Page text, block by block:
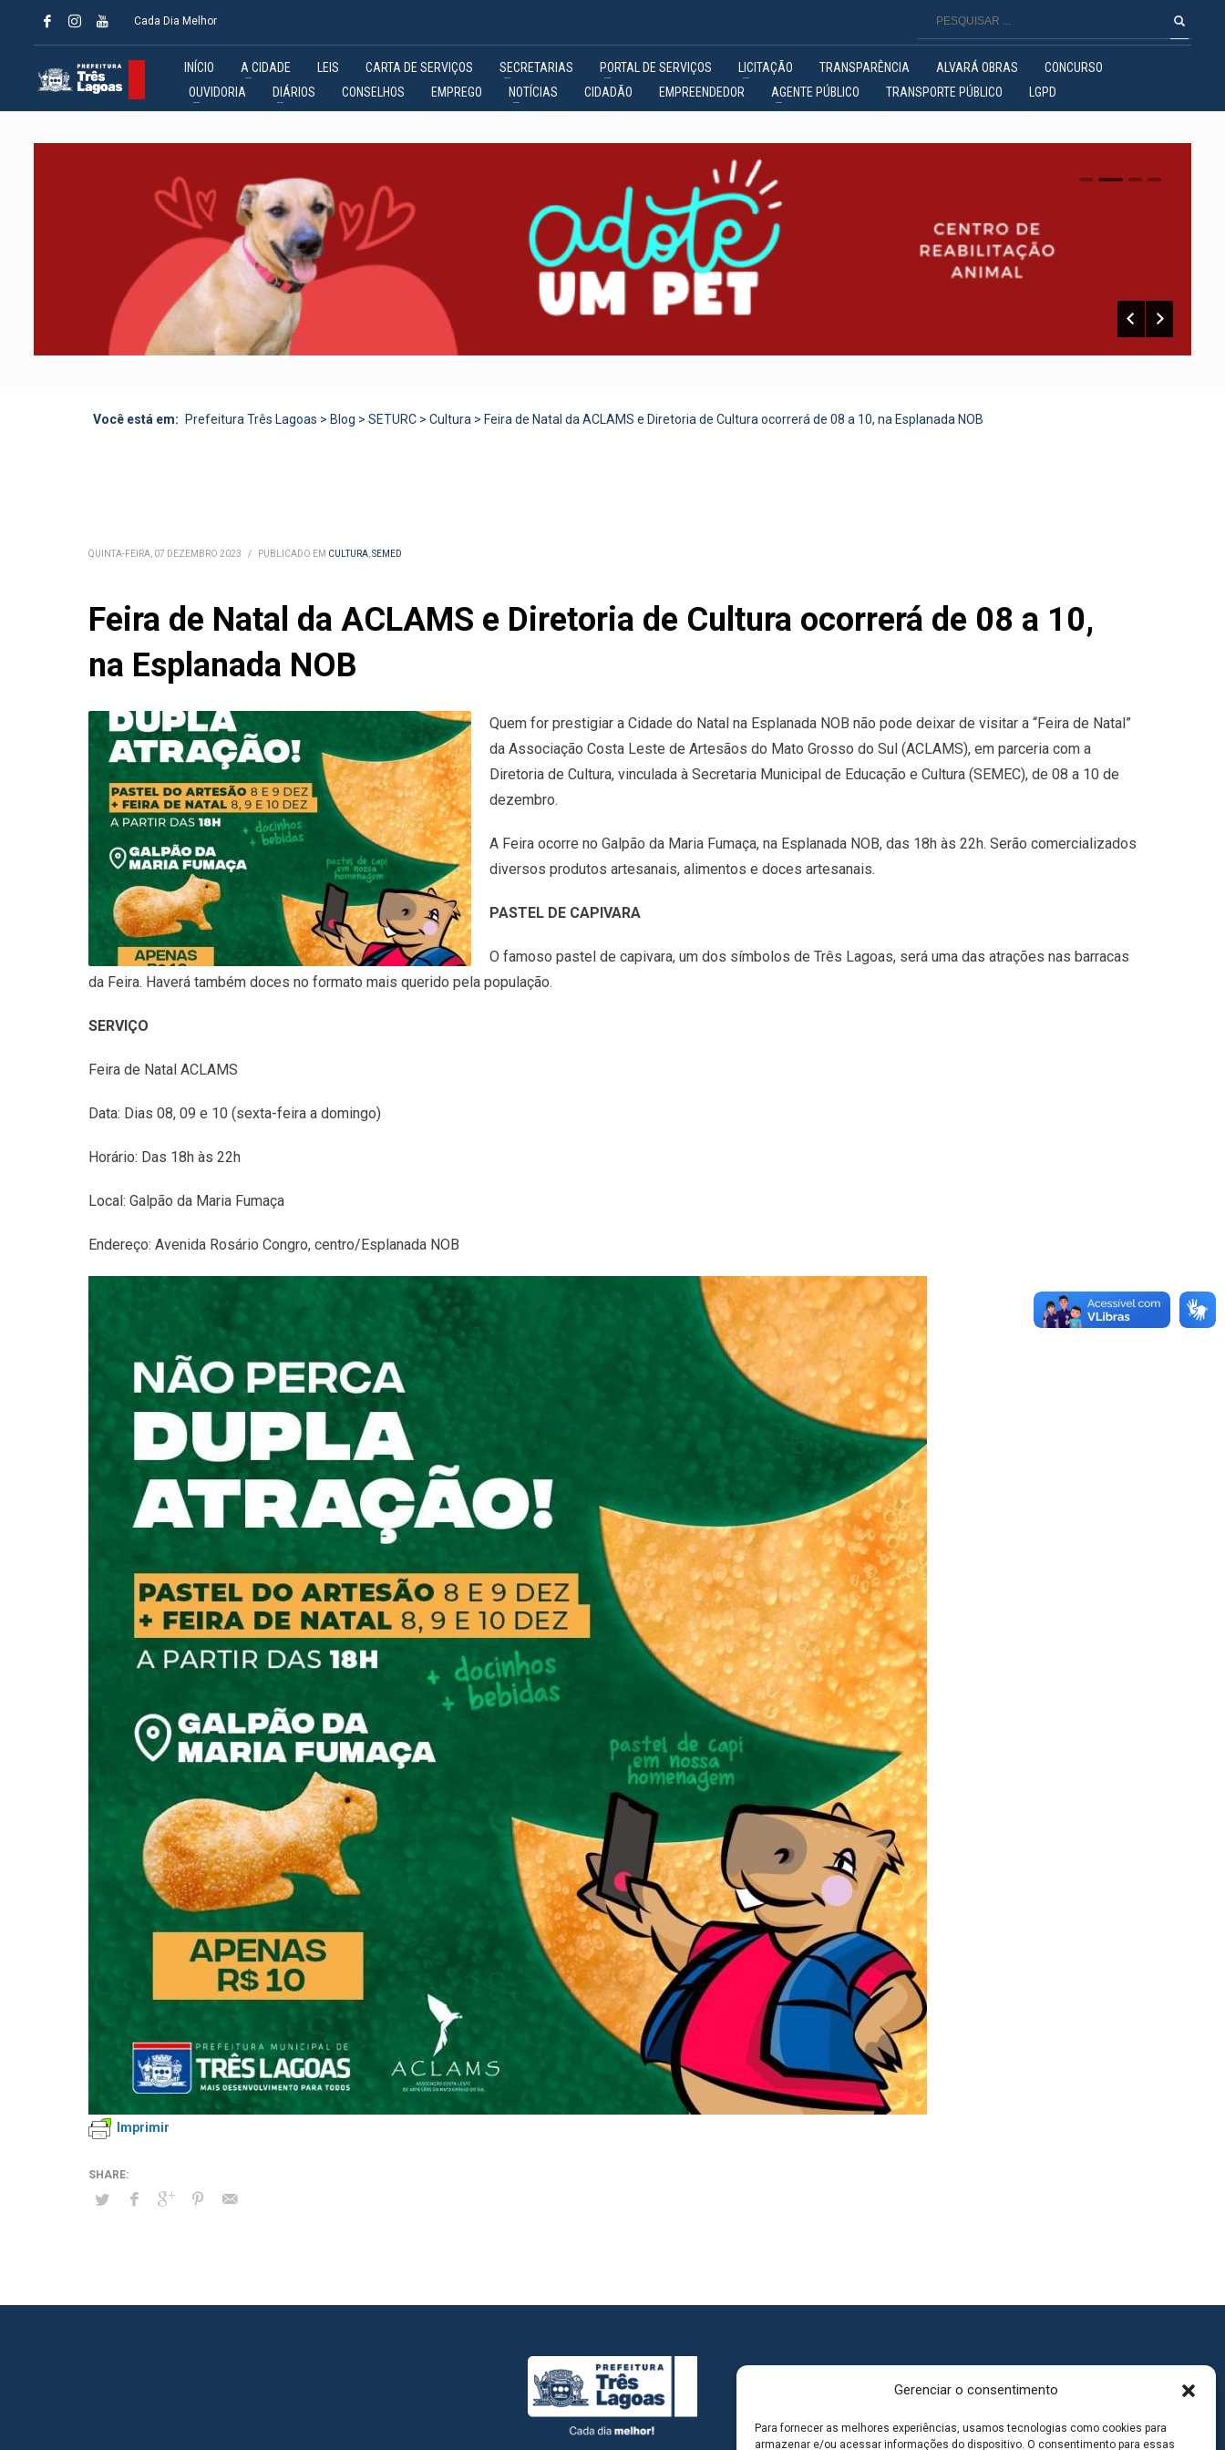
Gerenciar o consentimento
Para fornecer as melhores experiências, usamos tecnologias como cookies para
armazenar e/ou acessar informações do dispositivo. O consentimento para essas
Cada Dia Melhor
INÍCIO A CIDADE LEIS CARTA DE SERVIÇOS SECRETARIAS PORTAL DE SERVIÇOS LICITAÇÃO TRANSPARÊNCIA ALVARÁ OBRAS
CONCURSO
OUVIDORIA
DIÁRIOS CONSELHOS EMPREGO NOTÍCIAS CIDADÃO EMPREENDEDOR AGENTE PÚBLICO TRANSPORTE PÚBLICO LGPD
0 1 2
Você está em: Prefeitura Três Lagoas > Blog > SETURC > Cultura > Feira de Natal da ACLAMS e Diretoria de Cultura ocorrerá de 08 a 10, na Esplanada NOB
QUINTA-FEIRA, 07 DEZEMBRO 2023 / PUBLICADO EM CULTURA,SEMED
Feira de Natal da ACLAMS e Diretoria de Cultura ocorrerá de 08 a 10,
na Esplanada NOB
Quem for prestigiar a Cidade do Natal na Esplanada NOB não pode deixar de visitar a “Feira de Natal”
da Associação Costa Leste de Artesãos do Mato Grosso do Sul (ACLAMS), em parceria com a
Diretoria de Cultura, vinculada à Secretaria Municipal de Educação e Cultura (SEMEC), de 08 a 10 de
dezembro.
A Feira ocorre no Galpão da Maria Fumaça, na Esplanada NOB, das 18h às 22h. Serão comercializados
diversos produtos artesanais, alimentos e doces artesanais.
PASTEL DE CAPIVARA
O famoso pastel de capivara, um dos símbolos de Três Lagoas, será uma das atrações nas barracas
da Feira. Haverá também doces no formato mais querido pela população.
SERVIÇO
Feira de Natal ACLAMS
Data: Dias 08, 09 e 10 (sexta-feira a domingo)
Horário: Das 18h às 22h
Local: Galpão da Maria Fumaça
Endereço: Avenida Rosário Congro, centro/Esplanada NOB
Imprimir